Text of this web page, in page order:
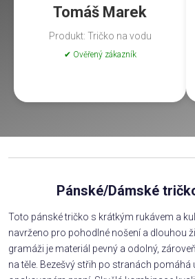
Tomáš Marek
Produkt: Tričko na vodu
✔ Ověřený zákazník
Pánské/Dámské
Toto pánské tričko s krátkým rukávem a
navrženo pro pohodlné nošení a dlouhou
gramáži je materiál pevný a odolný,
na těle. Bezešvý střih po stranách pomáhá